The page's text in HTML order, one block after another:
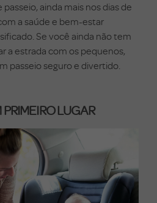
ainda mais nos dias de
a saúde e bem-estar
Se você ainda não tem
a estrada com os pequenos,
passeio seguro e divertido.
LUGAR